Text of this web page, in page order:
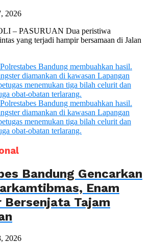
2026
– PASURUAN Dua peristiwa
yang terjadi hampir bersamaan di Jalan
Bandung Gencarkan
Enam
Bersenjata Tajam
2026